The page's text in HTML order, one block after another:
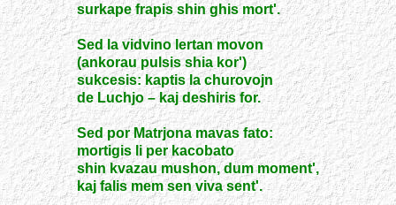
surkape frapis shin ghis mort'.
Sed la vidvino lertan movon
(ankorau pulsis shia kor')
sukcesis: kaptis la churovojn
de Luchjo – kaj deshiris for.
Sed por Matrjona mavas fato:
mortigis li per kacobato
shin kvazau mushon, dum moment',
kaj falis mem sen viva sent'.